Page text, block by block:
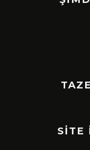
SİTE